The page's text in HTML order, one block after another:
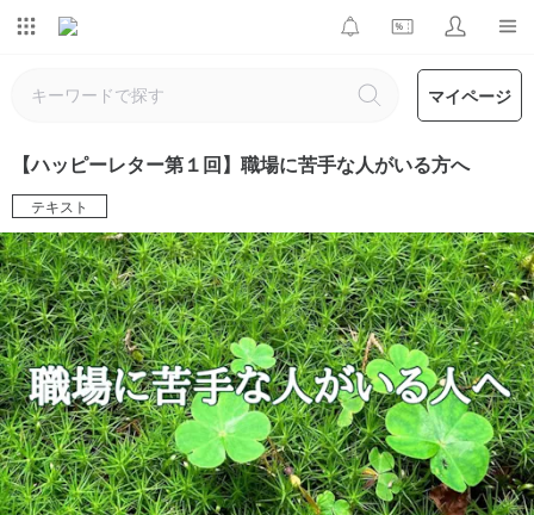
マイページ
【ハッピーレター第１回】職場に苦手な人がいる方へ
テキスト